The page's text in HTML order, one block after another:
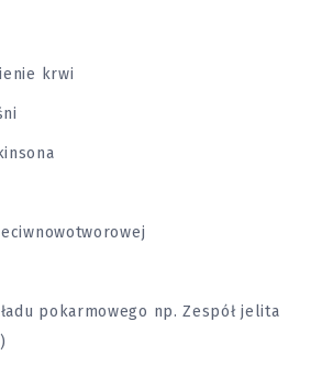
krwi
pokarmowego np. Zespół jelita